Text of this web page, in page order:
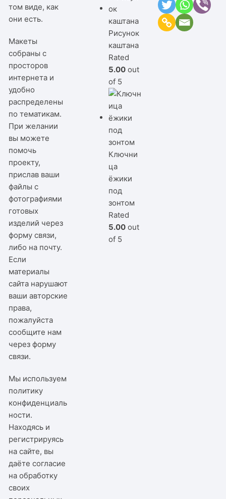
том виде, как
они есть.
Макеты
собраны с
просторов
интернета и
удобно
распределены
по тематикам.
При желании
вы можете
помочь
проекту,
прислав ваши
файлы с
фотографиями
готовых
изделий через
форму связи,
либо на почту.
Если
материалы
сайта нарушают
ваши авторские
права,
пожалуйста
сообщите нам
черезформу
связи.
Мы используем
политику
конфиденциаль
ности.
Находясь и
регистрируясь
на сайте, вы
даёте согласие
на обработку
своих
Рисунок
каштана
Rated
5.00 out
of 5
Ключни
ца
ёжики
под
зонтом
Rated
5.00 out
of 5